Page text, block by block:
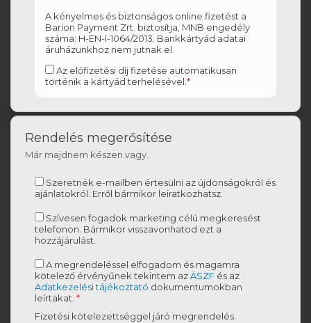
A kényelmes és biztonságos online fizetést a
Barion Payment Zrt. biztosítja, MNB engedély
száma: H-EN-I-1064/2013. Bankkártyád adatai
áruházunkhoz nem jutnak el.
Az előfizetési díj fizetése automatikusan
történik a kártyád terhelésével.*
Rendelés megerősítése
Már majdnem készen vagy.
Szeretnék e-mailben értesülni az újdonságokról és
ajánlatokról. Erről bármikor leiratkozhatsz.
Szívesen fogadok marketing célú megkeresést
telefonon. Bármikor visszavonhatod ezt a
hozzájárulást.
A megrendeléssel elfogadom és magamra
kötelező érvényűnek tekintem azÁSZF és az
Adatkezelési tájékoztató dokumentumokban
leírtakat.*
Fizetési kötelezettséggel járó megrendelés.